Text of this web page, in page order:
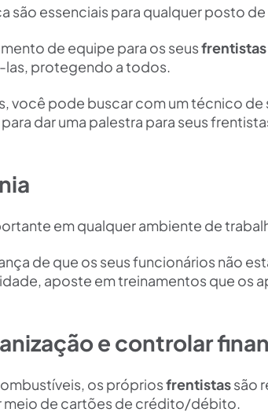
são essenciais para qualquer posto
de equipe para os seusfrentistas
las, protegendo a todos.
você pode buscar com um técnico
dar uma palestra para seus
em qualquer ambiente de
de que os seus funcionários não
aposte em treinamentos que os
e controlar
os própriosfrentistassão
meio de cartões de crédito/débito.